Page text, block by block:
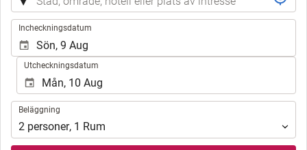
Incheckningsdatum
Utcheckningsdatum
Beläggning
Beläggning
2 personer, 1 Rum